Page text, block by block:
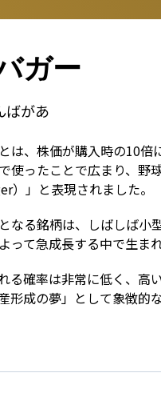
ガー
ばがあ
は、株価が購入時の10倍
使ったことで広まり、
）」と表現されました。
なる銘柄は、しばしば小
って急成長する中で生ま
る確率は非常に低く、高
形成の夢」として象徴的